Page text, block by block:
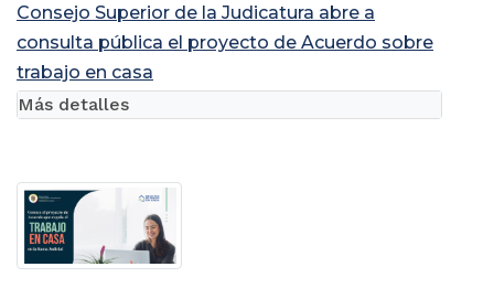
Consejo Superior de la Judicatura abre a
consulta pública el proyecto de Acuerdo sobre
trabajo en casa
Más detalles